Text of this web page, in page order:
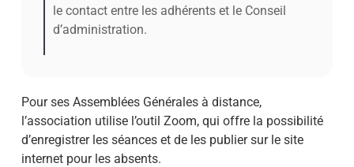
le contact entre les adhérents et le Conseil
d’administration.
Pour ses Assemblées Générales à distance,
l’association utilise l’outil Zoom, qui offre la possibilité
d’enregistrer les séances et de les publier sur le site
internet pour les absents.